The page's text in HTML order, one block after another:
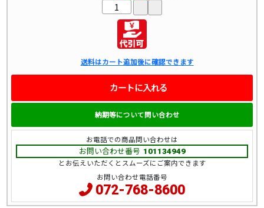
送料はカート追加後に確認できます
カートに入れる
納期等について問い合わせ
お電話での商品問い合わせは
お問い合わせ番号 101134949
とお伝えいただくとスムーズにご案内できます
お問い合わせ電話番号
072-768-8600